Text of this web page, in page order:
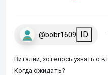
@bobr1609 ID
Виталий, хотелось узнать о
Когда ожидать?